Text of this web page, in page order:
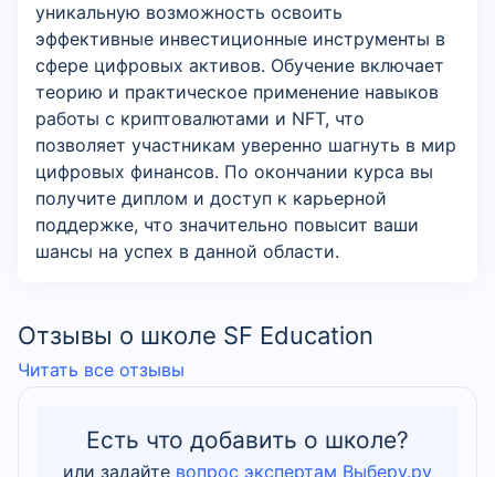
уникальную возможность освоить
эффективные инвестиционные инструменты в
сфере цифровых активов. Обучение включает
теорию и практическое применение навыков
работы с криптовалютами и NFT, что
позволяет участникам уверенно шагнуть в мир
цифровых финансов. По окончании курса вы
получите диплом и доступ к карьерной
поддержке, что значительно повысит ваши
шансы на успех в данной области.
Отзывы о школе SF Education
Читать все отзывы
Есть что добавить о школе?
или задайте вопрос экспертам Выберу.ру